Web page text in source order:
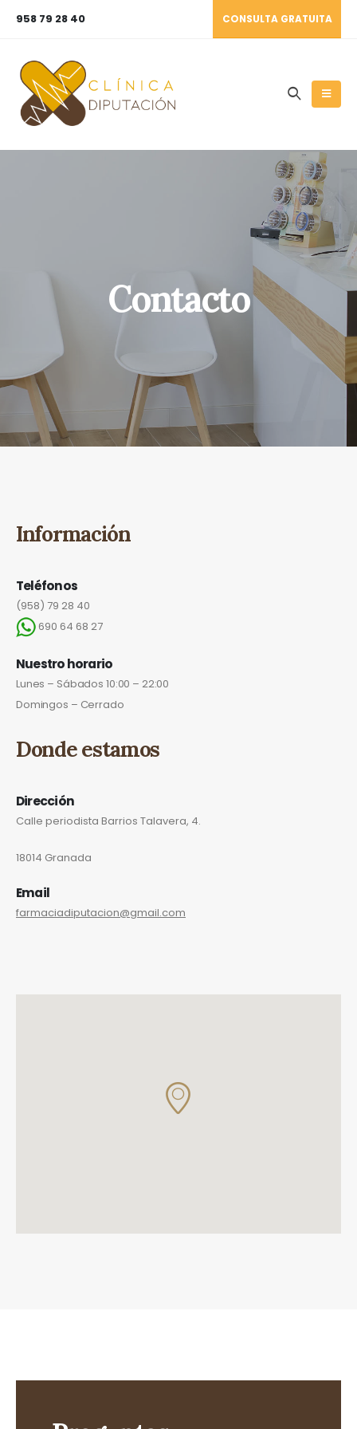
958 79 28 40 CONSULTA GRATUITA
Contacto
Información
Teléfonos
(958) 79 28 40
690 64 68 27
Nuestro horario
Lunes – Sábados 10:00 – 22:00
Domingos – Cerrado
Donde estamos
Dirección
Calle periodista Barrios Talavera, 4.
18014 Granada
Email
farmaciadiputacion@gmail.com